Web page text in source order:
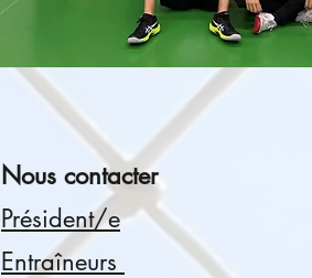
Nous contacter
Président/e
Entraîneurs